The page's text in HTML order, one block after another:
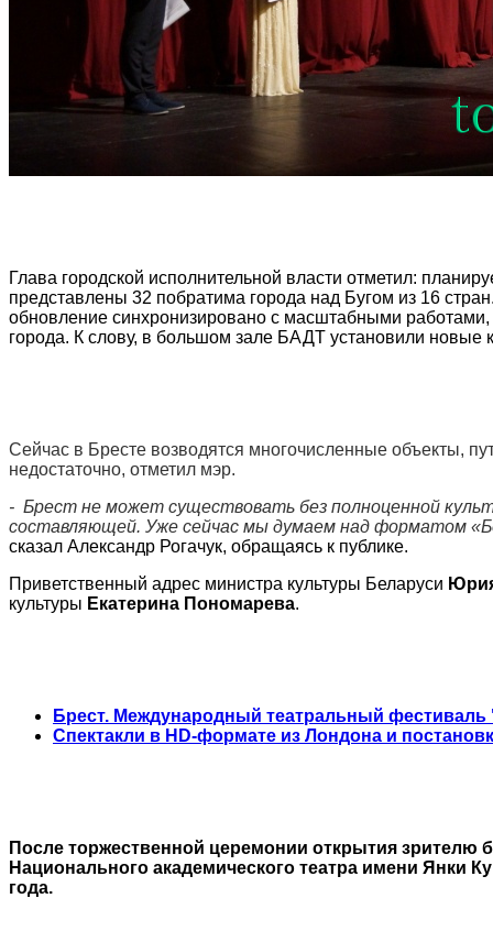
Глава городской исполнительной власти отметил:
представлены 32 побратима города над Бугом из 16
обновление синхронизировано с масштабными
города. К слову, в большом зале БАДТ установили
Сейчас в Бресте возводятся многочисленные объекты,
недостаточно, отметил мэр.
- Брест не может существовать без полноценной
составляющей. Уже сейчас мы думаем над форматом
сказал Александр Рогачук, обращаясь к публике.
Приветственный адрес министра культуры Беларуси
культуры Екатерина Пономарева.
Брест. Международный театральный
Спектакли в HD-формате из Лондона и
После торжественной церемонии открытия зрителю
Национального академического театра имени Янки
года.